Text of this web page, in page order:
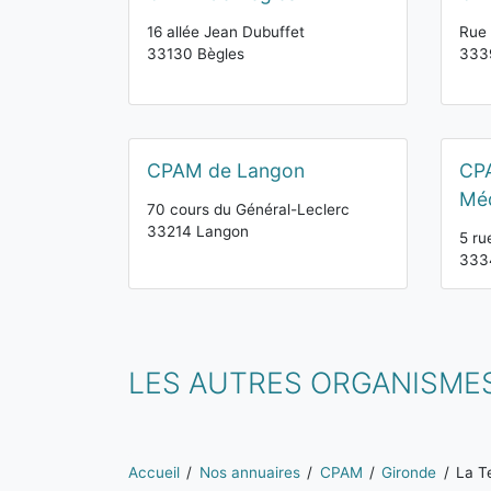
16 allée Jean Dubuffet
33130 Bègles
CPAM de Langon
70 cours du Général-Leclerc
33214 Langon
5
LES AUTRES
Vous êtes ici:
Accueil Nos annuaires CPAM Gironde La